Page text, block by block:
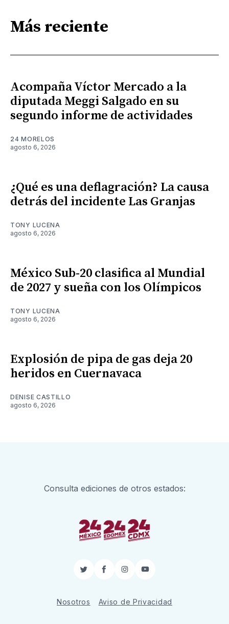
Más reciente
Acompaña Víctor Mercado a la
diputada Meggi Salgado en su
segundo informe de actividades
24 MORELOS
agosto 6, 2026
¿Qué es una deflagración? La causa
detrás del incidente Las Granjas
TONY LUCENA
agosto 6, 2026
México Sub-20 clasifica al Mundial
de 2027 y sueña con los Olímpicos
TONY LUCENA
agosto 6, 2026
Explosión de pipa de gas deja 20
heridos en Cuernavaca
DENISE CASTILLO
agosto 6, 2026
Consulta ediciones de otros estados:
TwitterFacebook
InstagramYouTube
Nosotros Aviso de Privacidad